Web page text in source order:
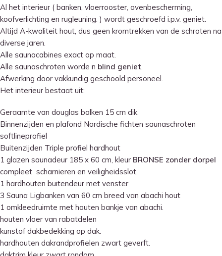
Al het interieur ( banken, vloerrooster, ovenbescherming,
koofverlichting en rugleuning. ) wordt geschroefd i.p.v. geniet.
Altijd A-kwaliteit hout, dus geen kromtrekken van de schroten na
diverse jaren.
Alle saunacabines exact op maat.
Alle saunaschroten worde n blind geniet.
Afwerking door vakkundig geschoold personeel.
Het interieur bestaat uit:
Geraamte van douglas balken 15 cm dik
Binnenzijden en plafond Nordische fichten saunaschroten
softlineprofiel
Buitenzijden Triple profiel hardhout
1 glazen saunadeur 185 x 60 cm, kleur BRONSE zonder dorpel
compleet scharnieren en veiligheidsslot.
1 hardhouten buitendeur met venster
3 Sauna Ligbanken van 60 cm breed van abachi hout
1 omkleedruimte met houten bankje van abachi.
houten vloer van rabatdelen
kunstof dakbedekking op dak.
hardhouten dakrandprofielen zwart geverft.